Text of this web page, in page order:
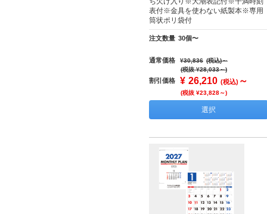
表付※金具を使わない紙製本※専用
筒状ポリ袋付
注文数量 30個〜
通常価格 ¥30,836 (税込)～
(税抜 ¥28,033～)
割引価格 ¥ 26,210 (税込) ～
(税抜 ¥23,828～)
選択